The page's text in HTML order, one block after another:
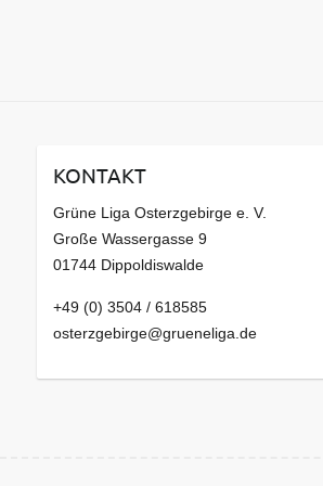
KONTAKT
Grüne Liga Osterzgebirge e. V.
Große Wassergasse 9
01744 Dippoldiswalde
+49 (0) 3504 / 618585
osterzgebirge@grueneliga.de